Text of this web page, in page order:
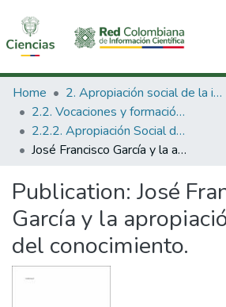
Communities & Collections
All of DSpace
Statistics
Home
2. Apropiación social de la información en Ciencia Tecnología e Innovación
2.2. Vocaciones y formación de la CTeI
2.2.2. Apropiación Social del Conocimiento
José Francisco García y la apropiación social del conocimiento.
Publication: José
García y la
del conocimiento.